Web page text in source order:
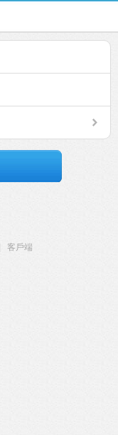
客戶端